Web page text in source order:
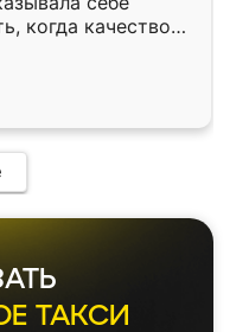
когда качеством
кухня уже почти
ТАКСИ